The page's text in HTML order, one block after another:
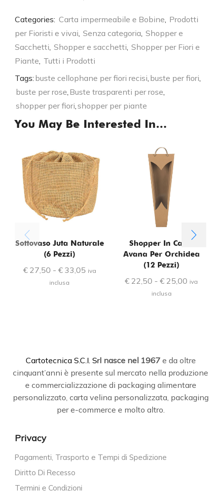
Categories: Carta impermeabile e Bobine Prodotti
per Fioristi e vivai Senza categoria Shopper e
Sacchetti Shopper e sacchetti Shopper per Fiori e
Piante Tutti i Prodotti
Tags: buste cellophane per fiori recisi buste per fiori
buste per rose Buste trasparenti per rose
shopper per fiori shopper per piante
You May Be Interested In…
Sottovaso Juta Naturale
(6 Pezzi)
€27,50 - €33,05 iva
inclusa
Shopper In Carta
Avana Per Orchidea
(12 Pezzi)
€ 22,50 - € 25,00 iva
inclusa
Cartotecnica S.C.I. Srl nasce nel 1967e da oltre
cinquant’anni è presente sul mercato nella produzione
e commercializzazione di packaging alimentare
personalizzato, carta velina personalizzata, packaging
per e-commerce e molto altro.
Privacy
Pagamenti, Trasporto e Tempi di Spedizione
Diritto Di Recesso
Termini e Condizioni